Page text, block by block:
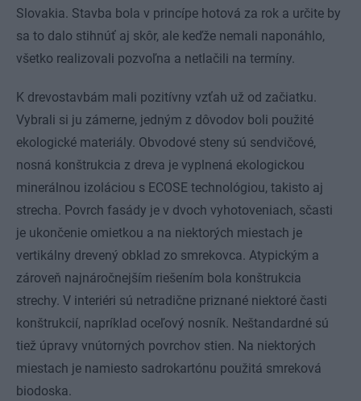
Slovakia. Stavba bola v princípe hotová za rok a určite by
sa to dalo stihnúť aj skôr, ale keďže nemali naponáhlo,
všetko realizovali pozvoľna a netlačili na termíny.
K drevostavbám mali pozitívny vzťah už od začiatku.
Vybrali si ju zámerne, jedným z dôvodov boli použité
ekologické materiály. Obvodové steny sú sendvičové,
nosná konštrukcia z dreva je vyplnená ekologickou
minerálnou izoláciou s ECOSE technológiou, takisto aj
strecha. Povrch fasády je v dvoch vyhotoveniach, sčasti
je ukončenie omietkou a na niektorých miestach je
vertikálny drevený obklad zo smrekovca. Atypickým a
zároveň najnáročnejším riešením bola konštrukcia
strechy. V interiéri sú netradične priznané niektoré časti
konštrukcií, napríklad oceľový nosník. Neštandardné sú
tiež úpravy vnútorných povrchov stien. Na niektorých
miestach je namiesto sadrokartónu použitá smreková
biodoska.